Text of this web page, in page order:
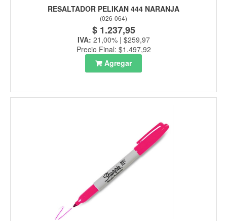
RESALTADOR PELIKAN 444 NARANJA
(026-064)
$ 1.237,95
IVA: 21,00% | $259,97
Precio Final: $1.497,92
Agregar